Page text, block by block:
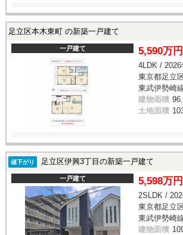
足立区本木東町 の新築一戸建て
一戸建て 5,590万円
4LDK / 2026
東京都足立
東武伊勢崎
建物面積
土地面積
値下がり 足立区伊興3丁目の新築一戸建て
一戸建て 5,598万円
2SLDK /
東京都足立
東武伊勢崎
建物面積